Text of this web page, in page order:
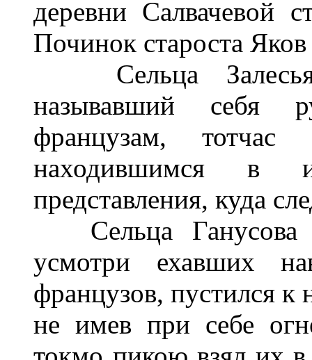
деревни Салвачевой
Починок староста
Сельца Залесья
называвший себя
французам,
находившимся в
представления, куда
Сельца Ганусова
усмотри ехавших
французов, пустился к
не имев при себе